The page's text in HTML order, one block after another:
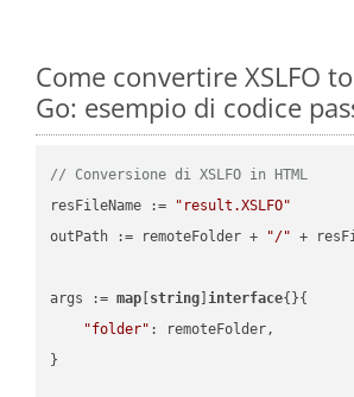
Come convertire XSLFO
Go: esempio di codice
// Conversione di XSLFO in HTML
resFileName :=
"result.XSLFO"
outPath := remoteFolder +
"/" +
args := map string ]interface{}{
"folder" : remoteFolder,
}